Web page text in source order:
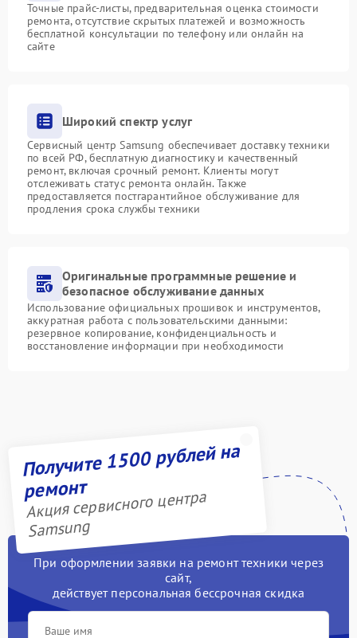
Точные прайс-листы, предварительная оценка стоимости
ремонта, отсутствие скрытых платежей и возможность
бесплатной консультации по телефону или онлайн на
сайте
Широкий спектр услуг
Сервисный центр Samsung обеспечивает доставку техники
по всей РФ, бесплатную диагностику и качественный
ремонт, включая срочный ремонт. Клиенты могут
отслеживать статус ремонта онлайн. Также
предоставляется постгарантийное обслуживание для
продления срока службы техники
Оригинальные программные решение и
безопасное обслуживание данных
Использование официальных прошивок и инструментов,
аккуратная работа с пользовательскими данными:
резервное копирование, конфиденциальность и
восстановление информации при необходимости
Получите 1500 рублей на
ремонт
Акция сервисного центра
Samsung
При оформлении заявки на ремонт техники через
сайт,
действует персональная бессрочная скидка